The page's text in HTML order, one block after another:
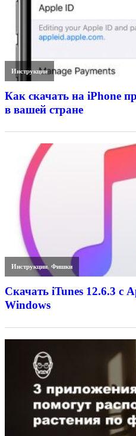
Инструкции
Как скачать на iPhone
в вашей стране
Инструкции,Фишки
Скачать iTunes 12.6.3 с
Windows